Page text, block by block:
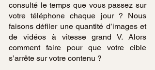
consulté le temps que vous passez sur
votre téléphone chaque jour ? Nous
faisons défiler une quantité d’images et
de vidéos à vitesse grand V. Alors
comment faire pour que votre cible
s’arrête sur votre contenu ?